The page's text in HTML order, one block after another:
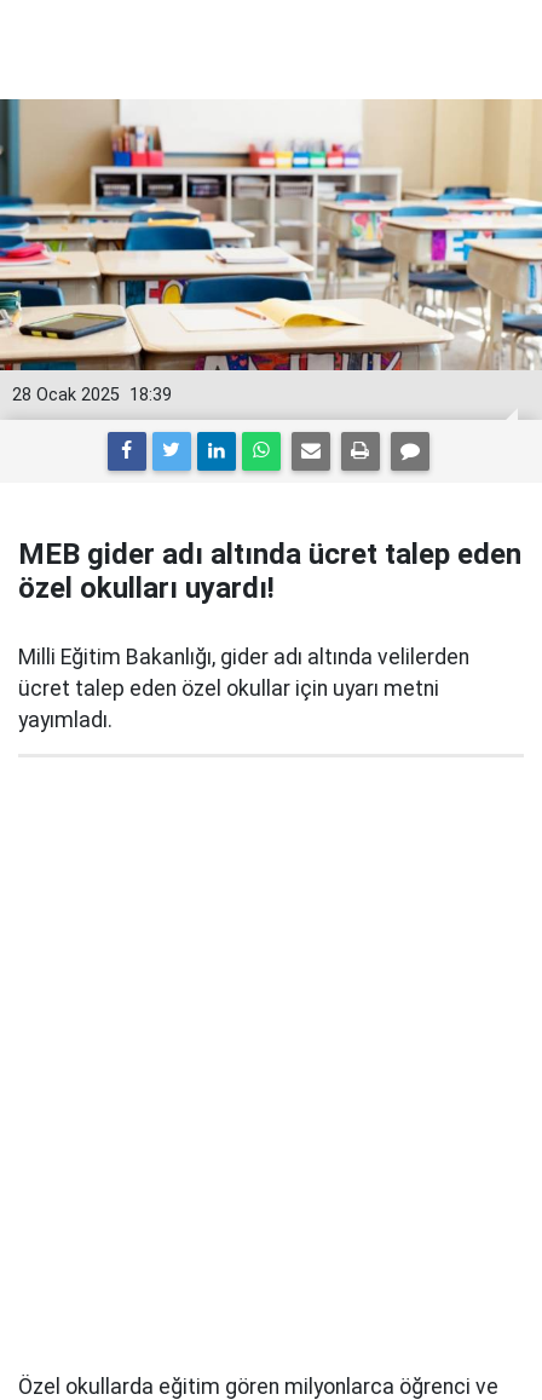
18:39
28 Ocak 2025
MEB gider adı altında ücret talep eden
özel okulları uyardı!
Milli Eğitim Bakanlığı, gider adı altında velilerden
ücret talep eden özel okullar için uyarı metni
yayımladı.
Özel okullarda eğitim gören milyonlarca öğrenci ve